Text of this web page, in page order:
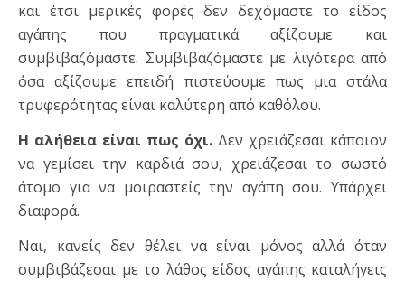
και έτσι μερικές φορές δεν δεχόμαστε το είδος
αγάπης που πραγματικά αξίζουμε και
συμβιβαζόμαστε. Συμβιβαζόμαστε με λιγότερα από
όσα αξίζουμε επειδή πιστεύουμε πως μια στάλα
τρυφερότητας είναι καλύτερη από καθόλου.
Η αλήθεια είναι πως όχι. Δεν χρειάζεσαι κάποιον
να γεμίσει την καρδιά σου, χρειάζεσαι το σωστό
άτομο για να μοιραστείς την αγάπη σου. Υπάρχει
διαφορά.
Ναι, κανείς δεν θέλει να είναι μόνος αλλά όταν
συμβιβάζεσαι με το λάθος είδος αγάπης καταλήγεις